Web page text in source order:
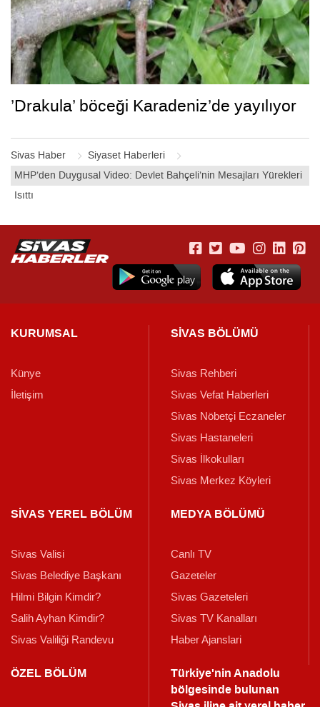
Sivas Haber
Siyaset Haberleri
MHP’den Duygusal Video: Devlet Bahçeli’nin Mesajları Yürekleri
Isıttı
’Drakula’ böceği Karadeniz’de yayılıyor
KURUMSAL
Künye
İletişim
SİVAS BÖLÜMÜ
Sivas Rehberi
Sivas Vefat Haberleri
Sivas Nöbetçi Eczaneler
Sivas Hastaneleri
Sivas İlkokulları
Sivas Merkez Köyleri
SİVAS YEREL BÖLÜM
Sivas Valisi
Sivas Belediye Başkanı
Hilmi Bilgin Kimdir?
Salih Ayhan Kimdir?
Sivas Valiliği Randevu
MEDYA BÖLÜMÜ
Canlı TV
Gazeteler
Sivas Gazeteleri
Sivas TV Kanalları
Haber Ajanslari
ÖZEL BÖLÜM
Türkiye'nin Anadolu
bölgesinde bulunan